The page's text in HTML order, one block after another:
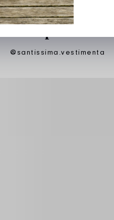
@santissima.vestimenta